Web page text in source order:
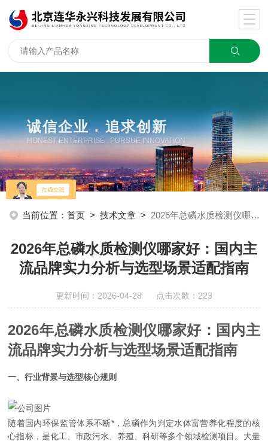
诚信企业 . 追求创新
HONEST ENTERPRISE . PURSUE INNOVATION
当前位置：首页 >技术文章 > 2026年总磷水质检测仪哪家好：国内主流品牌实力分析与选型场景适配指南
2026年总磷水质检测仪哪家好：国内主
流品牌实力分析与选型场景适配指南
更新时间：2026-04-28 点击次数：223
2026年总磷水质检测仪哪家好：国内主
流品牌实力分析与选型场景适配指南
一、行业背景与选型核心规则
随着国内环保监管体系不断*，总磷作为判定水体富营养化程度的核
心指标，是化工、市政污水、养殖、科研等多个领域检测项目。大量